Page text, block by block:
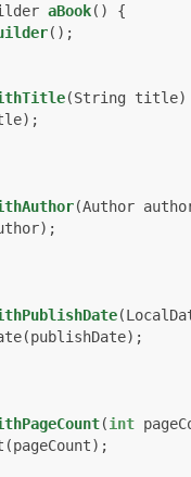
aBook()
{
();
(String title)
(Author
(int